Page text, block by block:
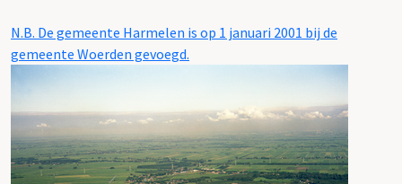
N.B. De gemeente Harmelen is op 1 januari 2001 bij de
gemeente Woerden gevoegd.